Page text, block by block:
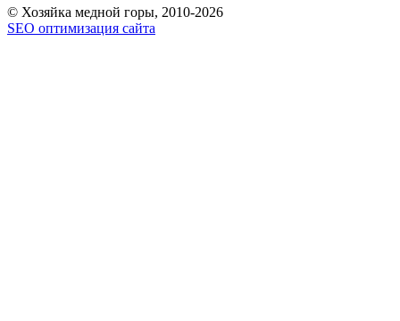
© Хозяйка медной горы, 2010-2026
SEO оптимизация сайта